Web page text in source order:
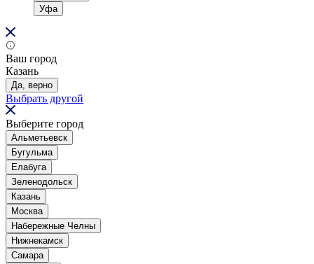
Уфа
Ваш город
Казань
Да, верно
Выбрать другой
Выберите город
Альметьевск
Бугульма
Елабуга
Зеленодольск
Казань
Москва
Набережные Челны
Нижнекамск
Самара